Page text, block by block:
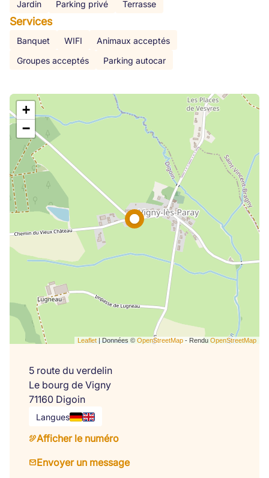
Jardin Parking privé Terrasse
Services
Banquet WIFI
Animaux acceptés
Groupes acceptés
Parking autocar
+
−
Leaflet | Données © OpenStreetMap - Rendu OpenStreetMap
5 route du verdelin
Le bourg de Vigny
71160 Digoin
Langues
Afficher le numéro
Envoyer un message